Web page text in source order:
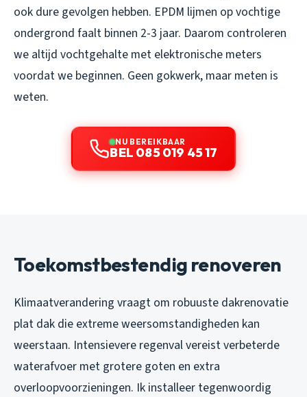
ook dure gevolgen hebben. EPDM lijmen op vochtige
ondergrond faalt binnen 2-3 jaar. Daarom controleren
we altijd vochtgehalte met elektronische meters
voordat we beginnen. Geen gokwerk, maar meten is
weten.
NU BEREIKBAAR
BEL 085 019 45 17
Toekomstbestendig renoveren
Klimaatverandering vraagt om robuuste dakrenovatie
plat dak die extreme weersomstandigheden kan
weerstaan. Intensievere regenval vereist verbeterde
waterafvoer met grotere goten en extra
overloopvoorzieningen. Ik installeer tegenwoordig